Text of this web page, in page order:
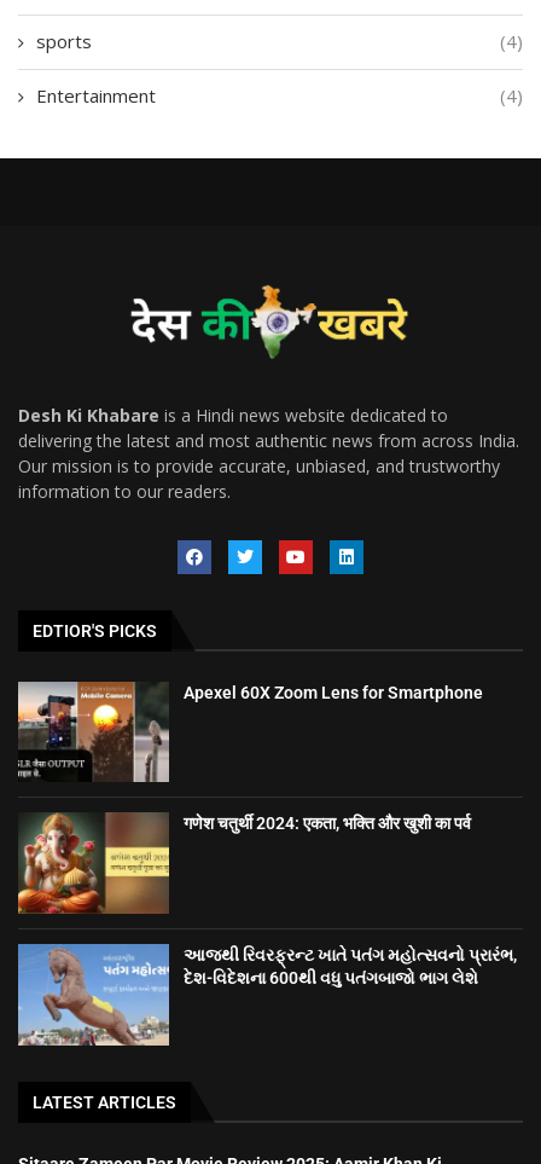
sports (4)
Entertainment (4)
Desh Ki Khabare is a Hindi news website dedicated to
delivering the latest and most authentic news from across India.
Our mission is to provide accurate, unbiased, and trustworthy
information to our readers.
EDTIOR'S PICKS
Apexel 60X Zoom Lens for Smartphone
गणेश चतुर्थी 2024: एकता, भक्ति और खुशी का पर्व
આજથી રિવરફ્રન્ટ ખાતે પતંગ મહોત્સવનો પ્રારંભ,
દેશ-વિદેશના 600થી વધુ પતંગબાજો ભાગ લેશે
LATEST ARTICLES